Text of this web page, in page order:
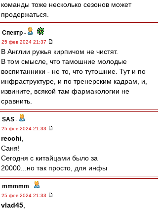
команды тоже несколько сезонов может
продержаться.
Спектр -
25 фев 2024 21:37
В Англии ружья кирпичом не чистят.
В том смысле, что тамошние молодые
воспитанники - не то, что тутошние. Тут и по
инфраструктуре, и по тренерским кадрам, и,
извините, всякой там фармакологии не
сравнить.
SAS -
25 фев 2024 21:33
recchi
Саня!
Сегодня с китайцами было за
20000...но так просто, для инфы
mmmmm -
25 фев 2024 21:33
vlad45